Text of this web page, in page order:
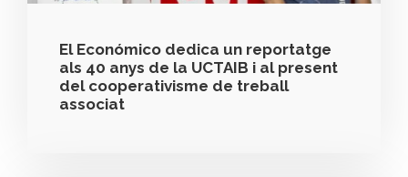
El Económico dedica un reportatge
als 40 anys de la UCTAIB i al present
del cooperativisme de treball
associat